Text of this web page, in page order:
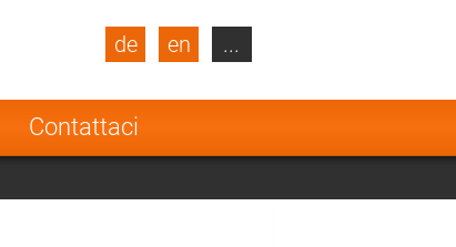
Contattaci
de en
Turkey
Netherlands
...